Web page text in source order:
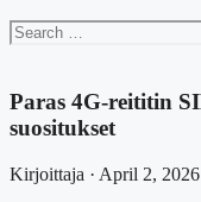
Search
for:
Paras 4G-reititin
suositukset
Kirjoittaja · April 2, 2026